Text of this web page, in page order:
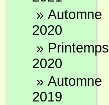
» Automne
2020
» Printemps
2020
» Automne
2019